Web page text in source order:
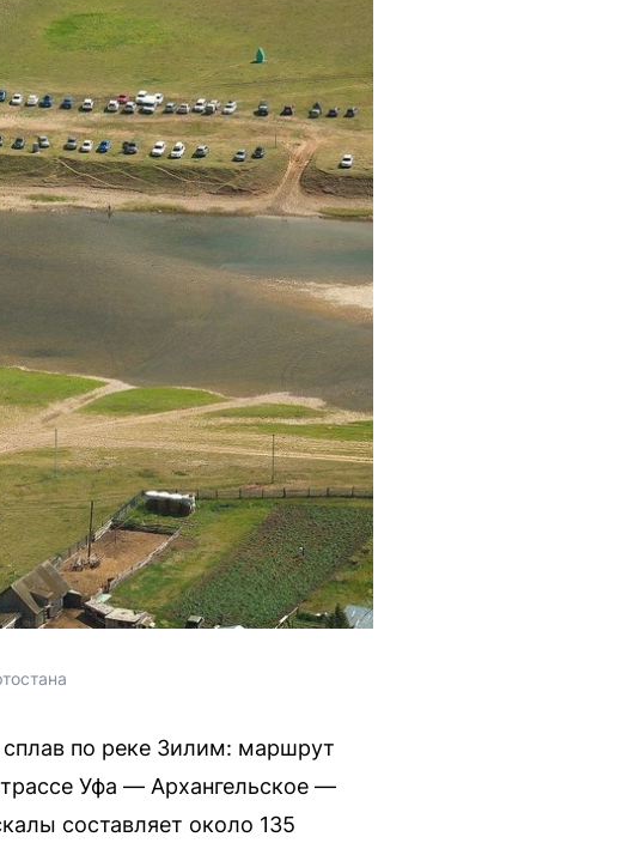
по реке Зилим: маршрут
Уфа — Архангельское —
составляет около 135